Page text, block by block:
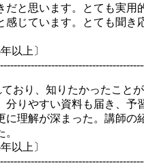
だと思います。とても実用
感じています。とても聞き
以上〕
おり、知りたかったこと
分りやすい資料も届き、予
に理解が深まった。講師の
以上〕